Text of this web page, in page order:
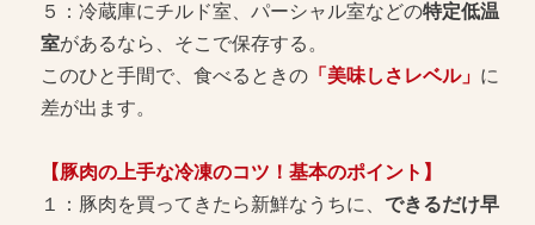
５：冷蔵庫にチルド室、パーシャル室などの特定低温
室があるなら、そこで保存する。
このひと手間で、食べるときの「美味しさレベル」 に
差が出ます。
【豚肉の上手な冷凍のコツ！基本のポイント】
１：豚肉を買ってきたら新鮮なうちに、 できるだけ早